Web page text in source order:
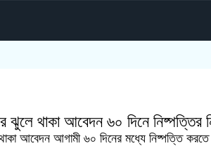
ঝুলে থাকা আবেদন ৬০ দিনে নিষ্পত্তির
আবেদন আগামী ৬০ দিনের মধ্যে নিষ্পত্তি